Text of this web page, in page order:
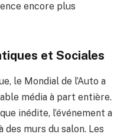
encore plus
et Sociales
le Mondial de l’Auto a
média à part entière.
inédite, l’événement a
murs du salon. Les